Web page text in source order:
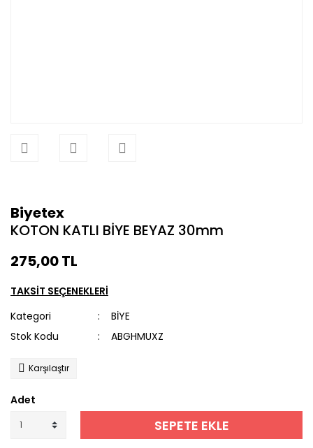
Biyetex
KOTON KATLI BİYE BEYAZ 30mm
275,00 TL
TAKSİT SEÇENEKLERİ
Kategori
BİYE
Stok Kodu
ABGHMUXZ
Karşılaştır
Adet
SEPETE EKLE